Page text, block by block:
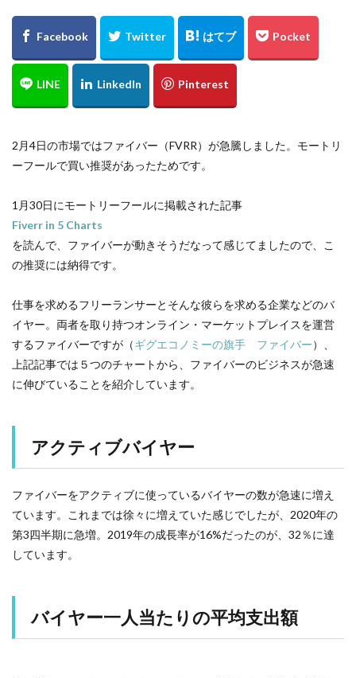
2月4日の市場ではファイバー（FVRR）が急騰しました。モートリ
ーフールで買い推奨があったためです。
1月30日にモートリーフールに掲載された記事
Fiverr in 5 Charts
を読んで、ファイバーが動きそうだなって感じてましたので、こ
の推奨には納得です。
仕事を求めるフリーランサーとそんな彼らを求める企業などのバ
イヤー。両者を取り持つオンライン・マーケットプレイスを運営
するファイバーですが（ギグエコノミーの旗手 ファイバー）、
上記記事では５つのチャートから、ファイバーのビジネスが急速
に伸びていることを紹介しています。
アクティブバイヤー
ファイバーをアクティブに使っているバイヤーの数が急速に増え
ています。これまでは徐々に増えていた感じでしたが、2020年の
第3四半期に急増。2019年の成長率が16%だったのが、32％に達
しています。
バイヤー一人当たりの平均支出額